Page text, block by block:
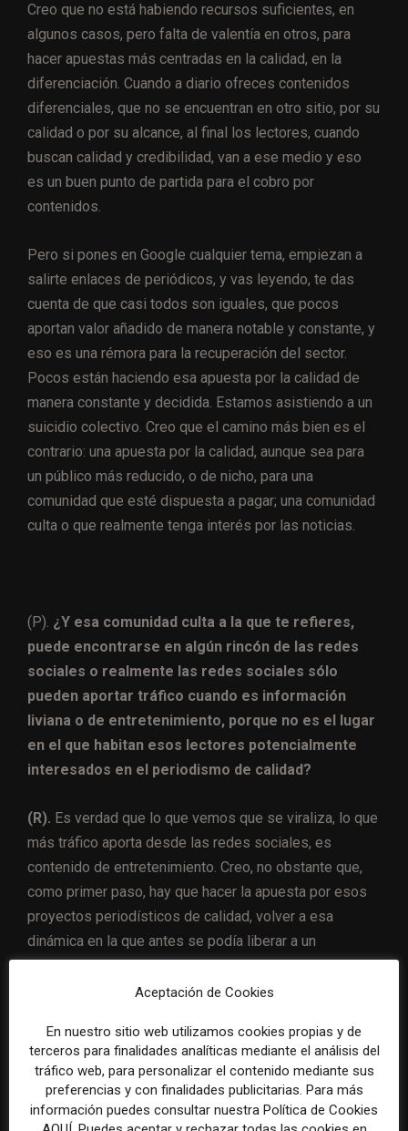
Creo que no está habiendo recursos suficientes, en
algunos casos, pero falta de valentía en otros, para
hacer apuestas más centradas en la calidad, en la
diferenciación. Cuando a diario ofreces contenidos
diferenciales, que no se encuentran en otro sitio, por su
calidad o por su alcance, al final los lectores, cuando
buscan calidad y credibilidad, van a ese medio y eso
es un buen punto de partida para el cobro por
contenidos.
Pero si pones en Google cualquier tema, empiezan a
salirte enlaces de periódicos, y vas leyendo, te das
cuenta de que casi todos son iguales, que pocos
aportan valor añadido de manera notable y constante, y
eso es una rémora para la recuperación del sector.
Pocos están haciendo esa apuesta por la calidad de
manera constante y decidida. Estamos asistiendo a un
suicidio colectivo. Creo que el camino más bien es el
contrario: una apuesta por la calidad, aunque sea para
un público más reducido, o de nicho, para una
comunidad que esté dispuesta a pagar; una comunidad
culta o que realmente tenga interés por las noticias.
(P). ¿Y esa comunidad culta a la que te refieres,
puede encontrarse en algún rincón de las redes
sociales o realmente las redes sociales sólo
pueden aportar tráfico cuando es información
liviana o de entretenimiento, porque no es el lugar
en el que habitan esos lectores potencialmente
interesados en el periodismo de calidad?
(R). Es verdad que lo que vemos que se viraliza, lo que
más tráfico aporta desde las redes sociales, es
contenido de entretenimiento. Creo, no obstante que,
como primer paso, hay que hacer la apuesta por esos
proyectos periodísticos de calidad, volver a esa
dinámica en la que antes se podía liberar a un
mucha calidad, y luego ya veremos lo que sucede con
podremos captar para contenidos de calidad, cuando
hay continuidad y reiteración en el periodismo de
calidad.
Aceptación de Cookies
En nuestro sitio web utilizamos cookies propias y de
terceros para finalidades analíticas mediante el análisis del
tráfico web, para personalizar el contenido mediante sus
preferencias y con finalidades publicitarias. Para más
información puedes consultar nuestra Política de Cookies